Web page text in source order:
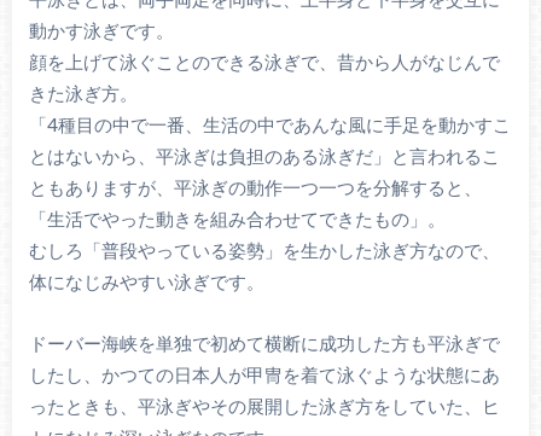
動かす泳ぎです。
顔を上げて泳ぐことのできる泳ぎで、昔から人がなじんで
きた泳ぎ方。
「4種目の中で一番、生活の中であんな風に手足を動かすこ
とはないから、平泳ぎは負担のある泳ぎだ」と言われるこ
ともありますが、平泳ぎの動作一つ一つを分解すると、
「生活でやった動きを組み合わせてできたもの」。
むしろ「普段やっている姿勢」を生かした泳ぎ方なので、
体になじみやすい泳ぎです。
ドーバー海峡を単独で初めて横断に成功した方も平泳ぎで
したし、かつての日本人が甲冑を着て泳ぐような状態にあ
ったときも、平泳ぎやその展開した泳ぎ方をしていた、ヒ